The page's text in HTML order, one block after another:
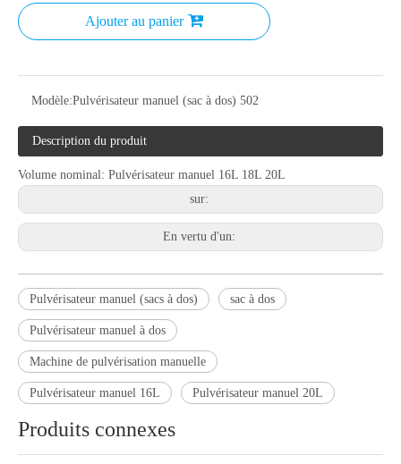
Ajouter au panier
Modèle:Pulvérisateur manuel (sac à dos) 502
Description du produit
Volume nominal: Pulvérisateur manuel 16L 18L 20L
sur:
En vertu d'un:
Pulvérisateur manuel (sacs à dos) sac à dos
Pulvérisateur manuel à dos
Machine de pulvérisation manuelle
Pulvérisateur manuel 16L Pulvérisateur manuel 20L
Produits connexes